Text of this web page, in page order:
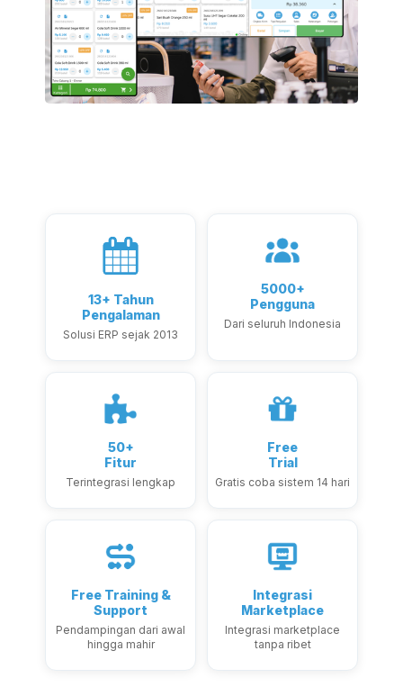
13+ Tahun
Pengalaman
Solusi ERP sejak 2013
5000+
Pengguna
Dari seluruh Indonesia
50+
Fitur
Terintegrasi lengkap
Free
Trial
Gratis coba sistem 14 hari
Free Training &
Support
Pendampingan dari awal
hingga mahir
Integrasi
Marketplace
Integrasi marketplace
tanpa ribet